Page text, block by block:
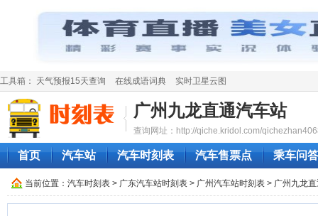
工具箱： 天气预报15天查询 在线成语词典 实时卫星云图
广州九龙直通汽车站
查询网址：http://qiche.kridol.com/
首页 汽车站 汽车时刻表 汽车售票点 乘车问答
当前位置： 汽车时刻表 > 广东汽车站时刻表 > 广州汽车站时刻表 > 广州九龙